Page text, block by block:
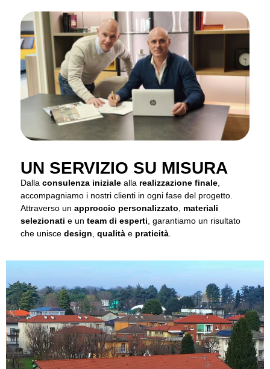
UN SERVIZIO SU MISURA
Dalla consulenza iniziale alla realizzazione finale
accompagniamo i nostri clienti in ogni fase del progetto.
Attraverso un approccio personalizzato
materiali
selezionati e un team di esperti , garantiamo un risultato
che unisce design qualità e praticità